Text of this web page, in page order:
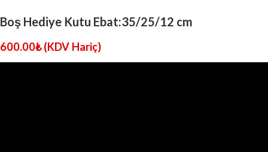
Boş Hediye Kutu Ebat:35/25/12 cm
600.00₺ (KDV Hariç)